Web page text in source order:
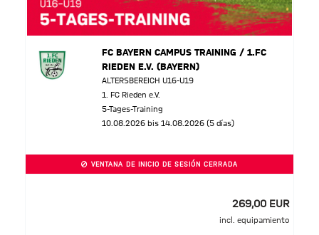
FC BAYERN CAMPUS TRAINING / 1.FC
RIEDEN E.V. (BAYERN)
ALTERSBEREICH U16-U19
1. FC Rieden e.V.
5-Tages-Training
10.08.2026 bis 14.08.2026 (5 días)
VENTANA DE INICIO DE SESIÓN CERRADA
269,00 EUR
incl. equipamiento